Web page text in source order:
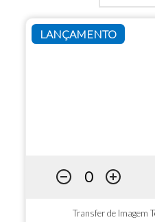
LANÇAMENTO
Transfer de Imagem